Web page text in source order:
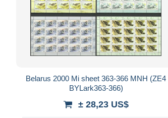
Belarus 2000 Mi sheet 363-366 MNH (ZE4
BYLark363-366)
± 28,23 US$